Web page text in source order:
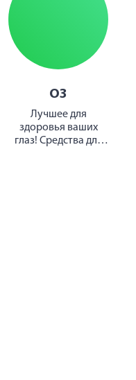
О3
Лучшее для
здоровья ваших
глаз! Средства для